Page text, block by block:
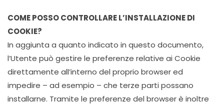
COME POSSO CONTROLLARE L’INSTALLAZIONE DI
COOKIE?
In aggiunta a quanto indicato in questo documento,
l’Utente può gestire le preferenze relative ai Cookie
direttamente all’interno del proprio browser ed
impedire – ad esempio – che terze parti possano
installarne. Tramite le preferenze del browser è inoltre